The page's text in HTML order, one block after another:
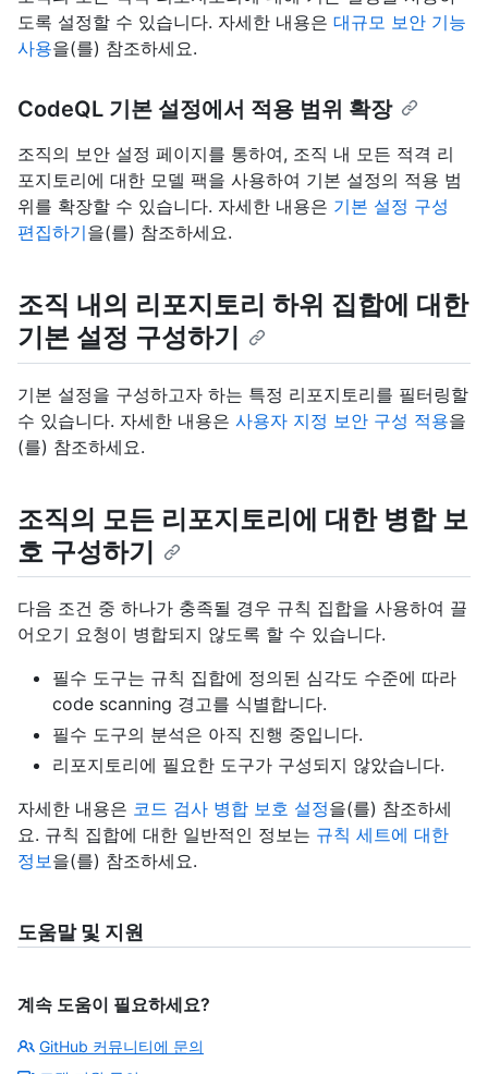
도록 설정할 수 있습니다. 자세한 내용은 대규모 보안 기능
사용을(를) 참조하세요.
CodeQL 기본 설정에서 적용 범위 확장
조직의 보안 설정 페이지를 통하여, 조직 내 모든 적격 리
포지토리에 대한 모델 팩을 사용하여 기본 설정의 적용 범
위를 확장할 수 있습니다. 자세한 내용은 기본 설정 구성
편집하기을(를) 참조하세요.
조직 내의 리포지토리 하위 집합에 대한
기본 설정 구성하기
기본 설정을 구성하고자 하는 특정 리포지토리를 필터링할
수 있습니다. 자세한 내용은 사용자 지정 보안 구성 적용을
(를) 참조하세요.
조직의 모든 리포지토리에 대한 병합 보
호 구성하기
다음 조건 중 하나가 충족될 경우 규칙 집합을 사용하여 끌
어오기 요청이 병합되지 않도록 할 수 있습니다.
필수 도구는 규칙 집합에 정의된 심각도 수준에 따라
code scanning 경고를 식별합니다.
필수 도구의 분석은 아직 진행 중입니다.
리포지토리에 필요한 도구가 구성되지 않았습니다.
자세한 내용은 코드 검사 병합 보호 설정을(를) 참조하세
요. 규칙 집합에 대한 일반적인 정보는 규칙 세트에 대한
정보 을(를) 참조하세요.
도움말 및 지원
계속 도움이 필요하세요?
GitHub 커뮤니티에 문의